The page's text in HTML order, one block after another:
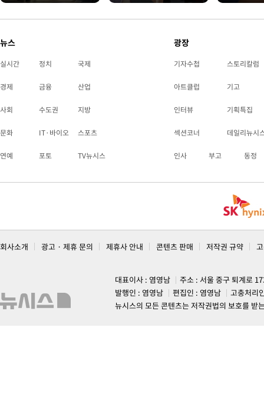
뉴스
실시간 정치 국제
경제 금융 산업
사회 수도권 지방
문화 IT·바이오 스포츠
연예 포토 TV뉴시스
광장
기자수첩 스토리칼럼
아트클럽 기고
인터뷰 기획특집
섹션코너 데일리뉴시
인사 부고 동정
회사소개 광고 · 제휴 문의 제휴사 안내 콘텐츠 판매 저작권 규약
대표이사 : 염영남
주소 : 서울 중구 퇴계로
발행인 : 염영남
편집인 : 염영남
고충처리
뉴시스의 모든 콘텐츠는 저작권법의 보호를